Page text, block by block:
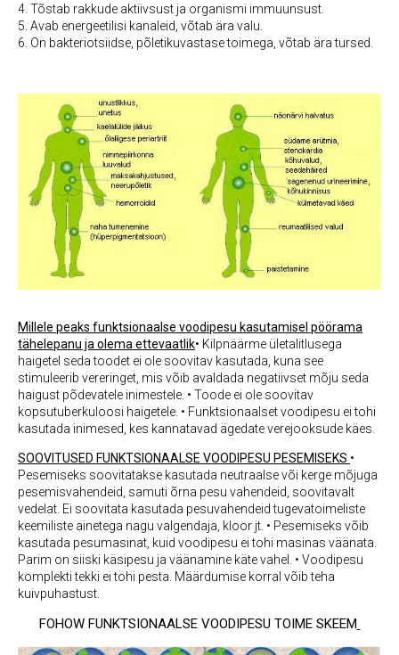
4. Tõstab rakkude aktiivsust ja organismi immuunsust.
5. Avab energeetilisi kanaleid, võtab ära valu.
6. On bakteriotsiidse, põletikuvastase toimega, võtab ära tursed.
Millele peaks funktsionaalse voodipesu kasutamisel pöörama
tähelepanu ja olema ettevaatlik• Kilpnäärme ületalitlusega
haigetel seda toodet ei ole soovitav kasutada, kuna see
stimuleerib vereringet, mis võib avaldada negatiivset mõju seda
haigust põdevatele inimestele. • Toode ei ole soovitav
kopsutuberkuloosi haigetele. • Funktsionaalset voodipesu ei tohi
kasutada inimesed, kes kannatavad ägedate verejooksude käes.
SOOVITUSED FUNKTSIONAALSE VOODIPESU PESEMISEKS •
Pesemiseks soovitatakse kasutada neutraalse või kerge mõjuga
pesemisvahendeid, samuti õrna pesu vahendeid, soovitavalt
vedelat. Ei soovitata kasutada pesuvahendeid tugevatoimeliste
keemiliste ainetega nagu valgendaja, kloor jt. • Pesemiseks võib
kasutada pesumasinat, kuid voodipesu ei tohi masinas väänata.
Parim on siiski käsipesu ja väänamine käte vahel. • Voodipesu
komplekti tekki ei tohi pesta. Määrdumise korral võib teha
kuivpuhastust.
FOHOW FUNKTSIONAALSE VOODIPESU TOIME SKEEM